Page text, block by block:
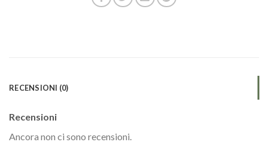
RECENSIONI (0)
Recensioni
Ancora non ci sono recensioni.